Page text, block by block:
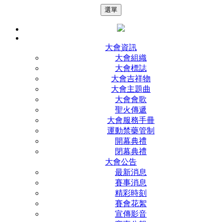
選單
大會資訊
大會組織
大會標誌
大會吉祥物
大會主題曲
大會會歌
聖火傳遞
大會服務手冊
運動禁藥管制
開幕典禮
閉幕典禮
大會公告
最新消息
賽事消息
精彩時刻
賽會花絮
宣傳影音